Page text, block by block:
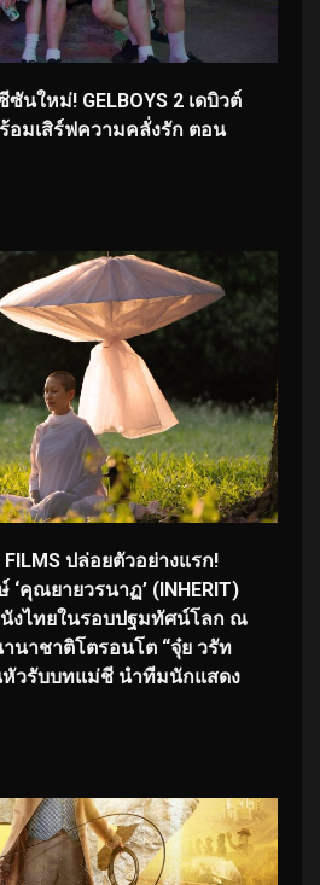
ซันใหม่! GELBOYS 2 เดบิวต์
อมเสิร์ฟความคลั่งรัก ตอน
FILMS ปล่อยตัวอย่างแรก!
คุณยายวรนาฏ’ (INHERIT)
งไทยในรอบปฐมทัศน์โลก ณ
นาชาติโตรอนโต “จุ๋ย วรัท
หัวรับบทแม่ชี นำทีมนักแสดง